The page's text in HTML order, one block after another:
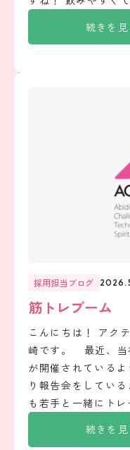
続きを見
続きを見
採用担当ブログ
筋トレブーム
こんにちは！ アク
崎です。 最近、当
が開催されている
り報告会をしてい
も若手と一緒にト